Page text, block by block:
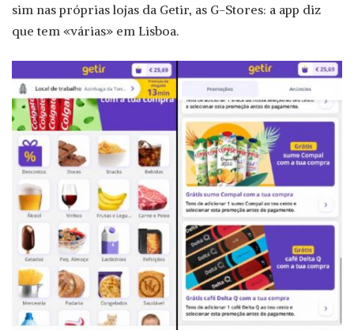
sim nas próprias lojas da Getir, as G-Stores: a app diz
que tem «várias» em Lisboa.